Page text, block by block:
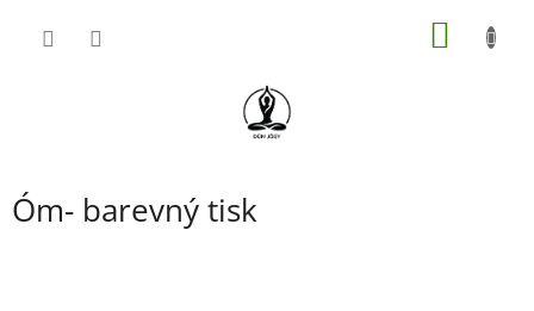
Óm- barevný tisk